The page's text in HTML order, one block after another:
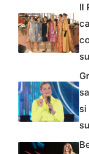
Il
si